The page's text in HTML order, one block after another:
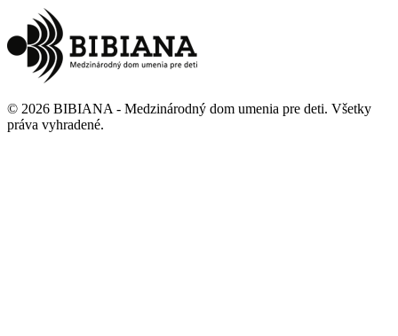
© 2026 BIBIANA - Medzinárodný dom umenia pre deti. Všetky
práva vyhradené.